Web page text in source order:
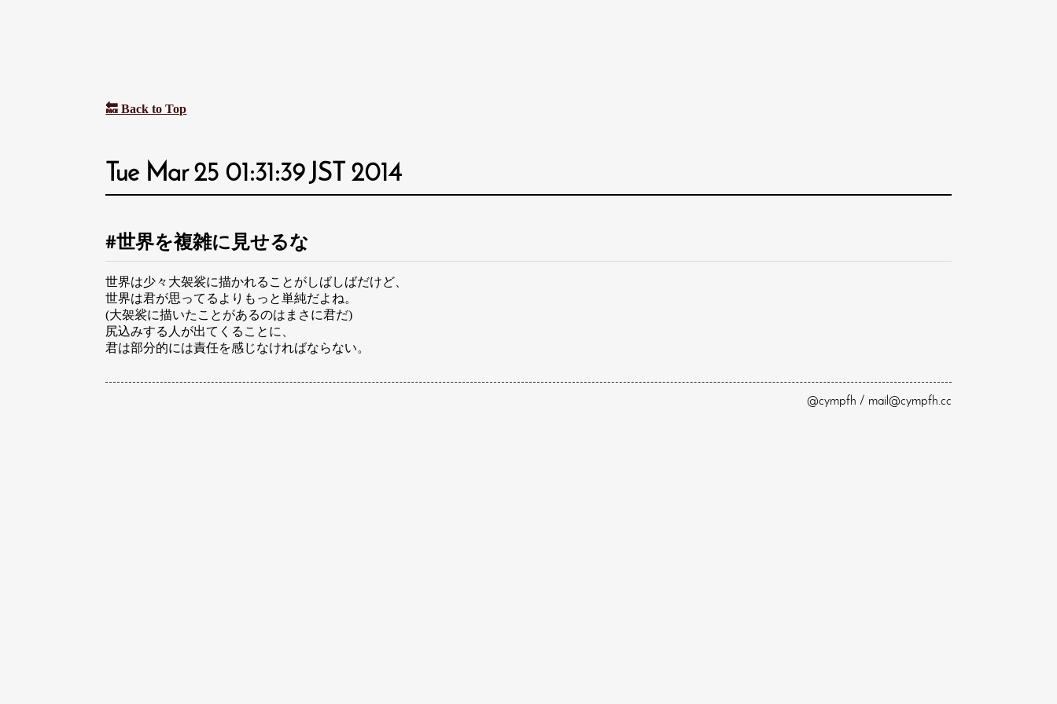
🔙 Back to Top
Tue Mar 25 01:31:39 JST 2014
世界を複雑に見せるな
世界は少々大袈裟に描かれることがしばしばだけど、
世界は君が思ってるよりもっと単純だよね。
(大袈裟に描いたことがあるのはまさに君だ)
尻込みする人が出てくることに、
君は部分的には責任を感じなければならない。
@cympfh / mail@cympfh.cc